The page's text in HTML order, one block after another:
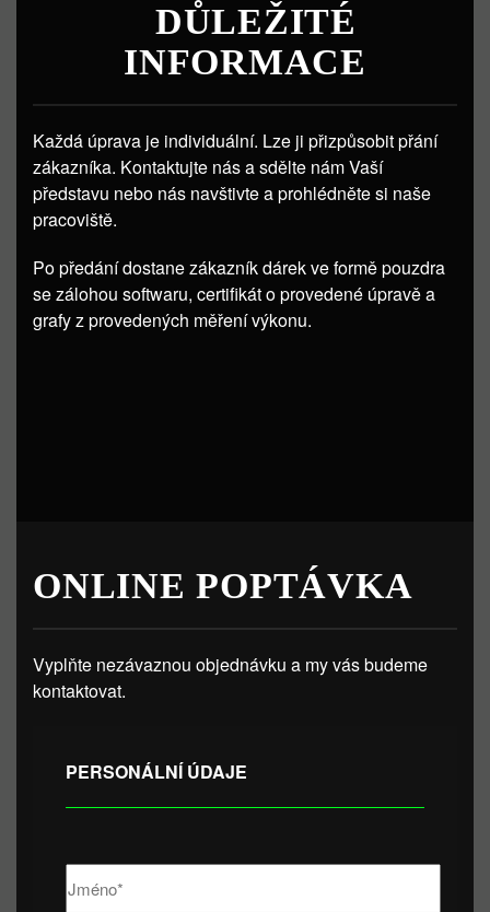
DŮLEŽITÉ
INFORMACE
Každá úprava je individuální. Lze ji přizpůsobit přání
zákazníka. Kontaktujte nás a sdělte nám Vaší
představu nebo nás navštivte a prohlédněte si naše
pracoviště.
Po předání dostane zákazník dárek ve formě pouzdra
se zálohou softwaru, certifikát o provedené úpravě a
grafy z provedených měření výkonu.
ONLINE POPTÁVKA
Vyplňte nezávaznou objednávku a my vás budeme
kontaktovat.
PERSONÁLNÍ ÚDAJE